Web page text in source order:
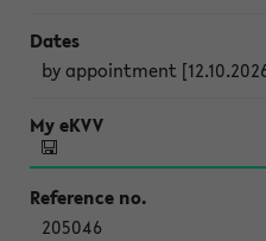
by appointment
205046